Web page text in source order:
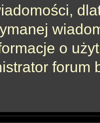
o
forum